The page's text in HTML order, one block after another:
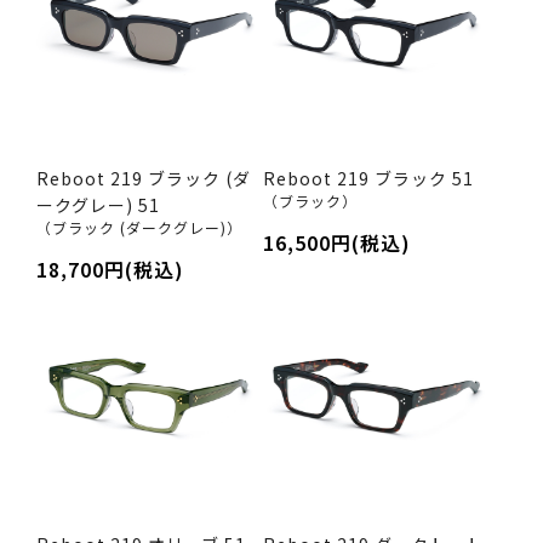
Reboot 219 ブラック (ダ
ークグレー) 51
（ブラック (ダークグレー)）
18,700円(税込)
Reboot 219 ブラック 51
（ブラック）
16,500円(税込)